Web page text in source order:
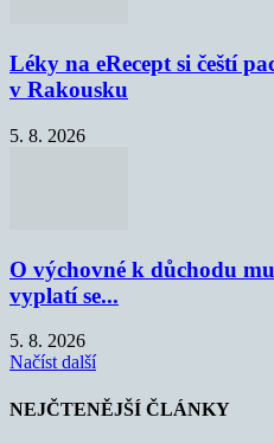
Léky na eRecept si čeští
v Rakousku
5. 8. 2026
O výchovné k důchodu
vyplatí se...
5. 8. 2026
Načíst další
NEJČTENĚJŠÍ ČLÁNKY